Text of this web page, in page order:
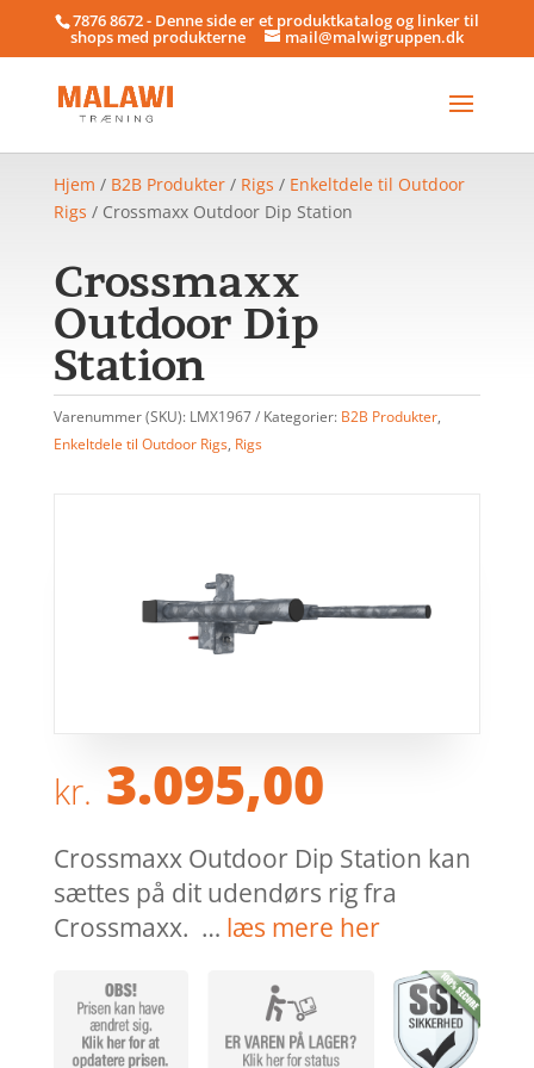
7876 8672 - Denne side er et produktkatalog og linker til
shops med produkterne mail@malwigruppen.dk
Hjem / B2B Produkter/ Rigs / Enkeltdele til Outdoor
Rigs / Crossmaxx Outdoor Dip Station
Crossmaxx
Outdoor Dip
Station
Varenummer (SKU): LMX1967 Kategorier: B2B Produkter,
Enkeltdele til Outdoor Rigs, Rigs
kr. 3.095,00
Crossmaxx Outdoor Dip Station kan
sættes på dit udendørs rig fra
Crossmaxx. … læs mere her